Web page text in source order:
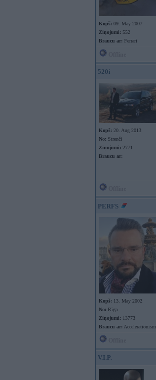
Kopš: 09. May 2007
Ziņojumi: 552
Braucu ar: Ferrari
520i
Kopš: 20. Aug 2013
No: Strenči
Ziņojumi: 2771
Braucu ar:
PERFS
Kopš: 13. May 2002
No: Rīga
Ziņojumi: 13773
Braucu ar: Accelerationism
V.I.P.